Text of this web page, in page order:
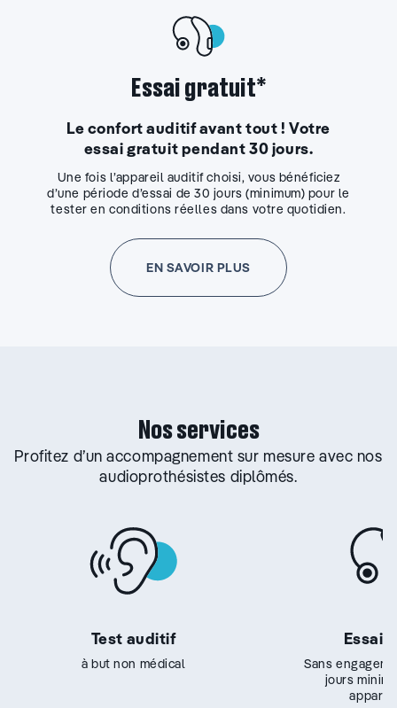
Essai gratuit*
Le confort auditif avant tout ! Votre
essai gratuit pendant 30 jours.
Une fois l’appareil auditif choisi, vous bénéficiez
d’une période d’essai de 30 jours (minimum) pour le
tester en conditions réelles dans votre quotidien.
EN SAVOIR PLUS
Nos services
Profitez d’un accompagnement sur mesure avec nos
audioprothésistes diplômés.
Test auditif
à but non médical
Essai
Sans
jours